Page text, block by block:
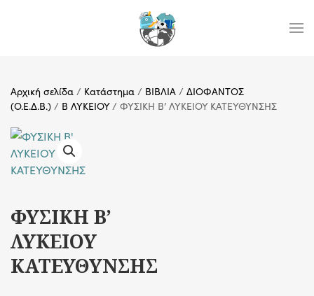
Αρχική σελίδα / Κατάστημα / ΒΙΒΛΙΑ / ΔΙΟΦΑΝΤΟΣ
(Ο.Ε.Δ.Β.) / Β ΛΥΚΕΙΟΥ/ ΦΥΣΙΚΗ Β’ ΛΥΚΕΙΟΥ ΚΑΤΕΥΘΥΝΣΗΣ
ΦΥΣΙΚΗ Β’
ΛΥΚΕΙΟΥ
ΚΑΤΕΥΘΥΝΣΗΣ